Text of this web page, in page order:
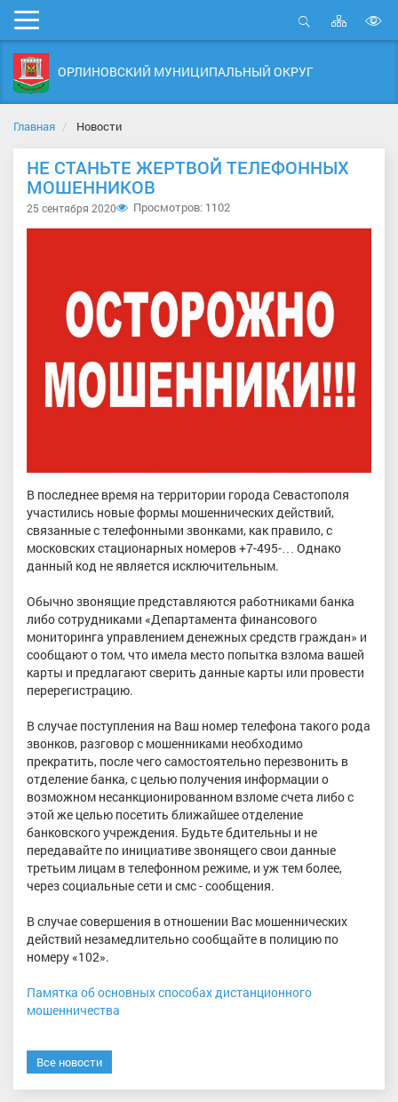
Мобильное
меню
Открыть
Карта
сайта
ОРЛИНОВСКИЙ МУНИЦИПАЛЬНЫЙ ОКРУГ
Главная Новости
НЕ СТАНЬТЕ ЖЕРТВОЙ ТЕЛЕФОННЫХ
МОШЕННИКОВ
25 сентября 2020 Просмотров: 1102
В последнее время на территории города Севастополя
участились новые формы мошеннических действий,
связанные с телефонными звонками, как правило, с
московских стационарных номеров +7-495-… Однако
данный код не является исключительным.
Обычно звонящие представляются работниками банка
либо сотрудниками «Департамента финансового
мониторинга управлением денежных средств граждан» и
сообщают о том, что имела место попытка взлома вашей
карты и предлагают сверить данные карты или провести
перерегистрацию.
В случае поступления на Ваш номер телефона такого рода
звонков, разговор с мошенниками необходимо
прекратить, после чего самостоятельно перезвонить в
отделение банка, с целью получения информации о
возможном несанкционированном взломе счета либо с
этой же целью посетить ближайшее отделение
банковского учреждения. Будьте бдительны и не
передавайте по инициативе звонящего свои данные
третьим лицам в телефонном режиме, и уж тем более,
через социальные сети и смс - сообщения.
В случае совершения в отношении Вас мошеннических
действий незамедлительно сообщайте в полицию по
номеру «102».
Памятка об основных способах дистанционного
мошенничества
Все новости